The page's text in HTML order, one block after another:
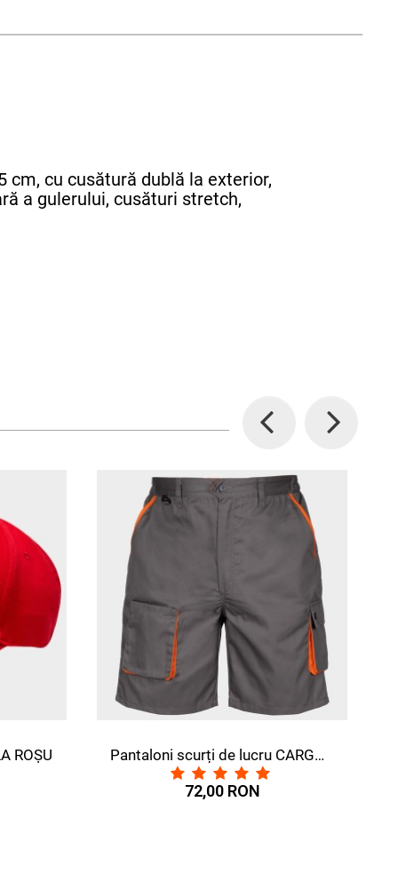
cm, cu cusătură dublă la exterior,
a gulerului, cusături stretch,
Previous
Pantaloni scurți de lucru CARGO DM
72,00 RON
Next